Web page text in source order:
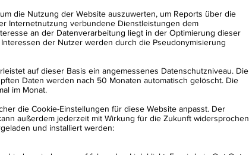
die Nutzung der Website auszuwerten, um Reports über die
Internetnutzung verbundene Dienstleistungen dem
an der Datenverarbeitung liegt in der Optimierung dieser
der Nutzer werden durch die Pseudonymisierung
auf dieser Basis ein angemessenes Datenschutzniveau. Die
Daten werden nach 50 Monaten automatisch gelöscht. Die
im Monat.
die Cookie-Einstellungen für diese Website anpasst. Der
außerdem jederzeit mit Wirkung für die Zukunft widersprochen
und installiert werden: